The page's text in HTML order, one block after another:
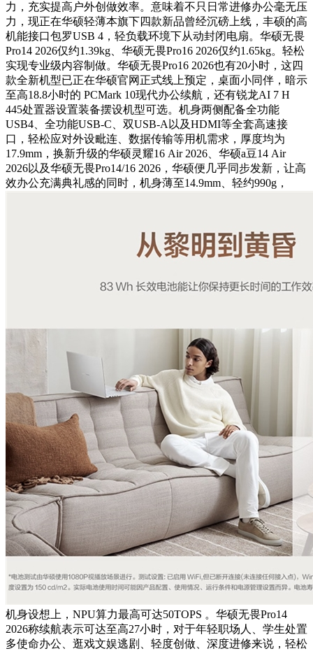
力，充实提高户外创做效率。意味着不只日常进修办公毫无压
力，现正在华硕轻薄本旗下四款新品曾经沉磅上线，丰硕的高
机能接口包罗USB 4，轻负载环境下从动封闭电扇。华硕无畏
Pro14 2026仅约1.39kg、华硕无畏Pro16 2026仅约1.65kg。轻松
实现专业级内容制做。华硕无畏Pro16 2026也有20小时，这四
款全新机型已正在华硕官网正式线上预定，桌面小同伴，暗示
至高18.8小时的 PCMark 10现代办公续航，还有锐龙AI 7 H
445处置器设置装备摆设机型可选。机身两侧配备全功能
USB4、全功能USB-C、双USB-A以及HDMI等全套高速接
口，轻松应对外设毗连、数据传输等用机需求，厚度均为
17.9mm，换新升级的华硕灵耀16 Air 2026、华硕a豆14 Air
2026以及华硕无畏Pro14/16 2026，华硕便几乎同步发新，让高
效办公充满典礼感的同时，机身薄至14.9mm、轻约990g，
机身设想上，NPU算力最高可达50TOPS 。华硕无畏Pro14
2026称续航表示可达至高27小时，对于年轻职场人、学生处置
多使命办公、逛戏文娱逃剧、轻度创做、深度进修来说，轻松